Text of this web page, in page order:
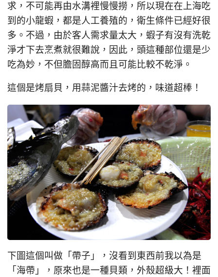
求，不可能再由水溝裡慢慢撈，所以現在在上海吃
到的小龍蝦，都是人工養殖的，衛生條件已經好很
多。不過，由於客人需求量太大，蝦子有沒有洗乾
淨才下去烹煮就很難說，因此，頭這種部位還是少
吃為妙，不但膽固醇高而且可能比較不乾淨。
這個是烤扇貝，用蒜泥醬汁去烤的，味道超棒！
下圖這個叫做「帶子」，沒看到東西前我以為是
「海帶」，原來也是一種貝類，外殼超級大！裡面